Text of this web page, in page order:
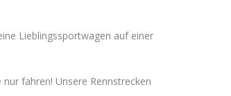
Lieblingssportwagen auf einer
fahren! Unsere Rennstrecken